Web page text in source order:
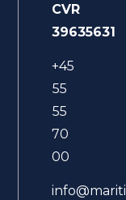
CVR
39635631
+45
55
55
70
00